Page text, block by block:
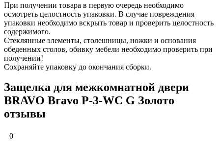
При получении товара в первую очередь необходимо
осмотреть целостность упаковки. В случае повреждения
упаковки необходимо вскрыть товар и проверить целостность
содержимого.
Стеклянные элементы, столешницы, ножки и основания
обеденных столов, обивку мебели необходимо проверить при
получении!
Сохраняйте упаковку до окончания сборки.
Защелка для межкомнатной двери
BRAVO Bravo P-3-WC G Золото
отзывы
0